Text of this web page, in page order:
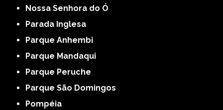
Nossa Senhora do Ó
Parada Inglesa
Parque Anhembi
Parque Mandaqui
Parque Peruche
Parque São Domingos
Pompéia